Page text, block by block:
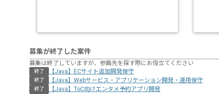
募集が終了した案件
募集は終了していますが、参画先を探す際にお役立てください
終了 【Java】ECサイト追加開発保守
終了 【Java】Webサービス・アプリケーション開発・運用保守
終了 【Java】ToC向けエンタメ予約アプリ開発